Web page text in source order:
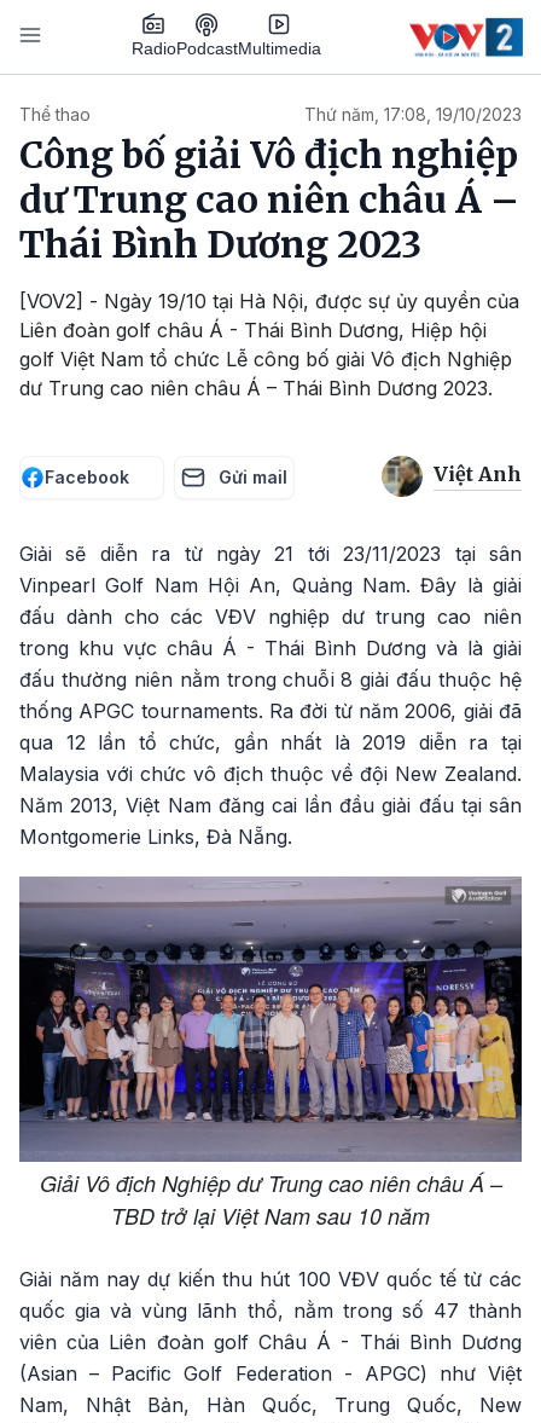
Nhảy đến nội dung
RadioPodcastMultimedia
Thể thao Thứ năm, 17:08, 19/10/2023
Công bố giải Vô địch nghiệp
dư Trung cao niên châu Á –
Thái Bình Dương 2023
[VOV2] - Ngày 19/10 tại Hà Nội, được sự ủy quyền của
Liên đoàn golf châu Á - Thái Bình Dương, Hiệp hội
golf Việt Nam tổ chức Lễ công bố giải Vô địch Nghiệp
dư Trung cao niên châu Á – Thái Bình Dương 2023.
Facebook Gửi mail Việt Anh
Giải sẽ diễn ra từ ngày 21 tới 23/11/2023 tại sân
Vinpearl Golf Nam Hội An, Quảng Nam. Đây là giải
đấu dành cho các VĐV nghiệp dư trung cao niên
trong khu vực châu Á - Thái Bình Dương và là giải
đấu thường niên nằm trong chuỗi 8 giải đấu thuộc hệ
thống APGC tournaments. Ra đời từ năm 2006, giải đã
qua 12 lần tổ chức, gần nhất là 2019 diễn ra tại
Malaysia với chức vô địch thuộc về đội New Zealand.
Năm 2013, Việt Nam đăng cai lần đầu giải đấu tại sân
Montgomerie Links, Đà Nẵng.
Giải Vô địch Nghiệp dư Trung cao niên châu Á –
TBD trở lại Việt Nam sau 10 năm
Giải năm nay dự kiến thu hút 100 VĐV quốc tế từ các
quốc gia và vùng lãnh thổ, nằm trong số 47 thành
viên của Liên đoàn golf Châu Á - Thái Bình Dương
(Asian – Pacific Golf Federation - APGC) như Việt
Nam, Nhật Bản, Hàn Quốc, Trung Quốc, New